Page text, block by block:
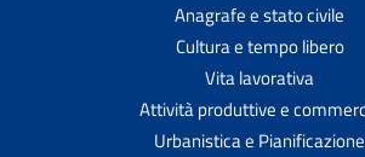
Anagrafe e stato civile
Cultura e tempo libero
Vita lavorativa
Attività produttive e
Urbanistica e Pianificazione